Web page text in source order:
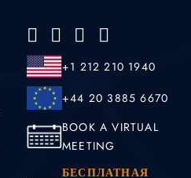
+1 212 210 1940
+44 20 3885 6670
BOOK A VIRTUAL
MEETING
БЕСПЛАТНАЯ